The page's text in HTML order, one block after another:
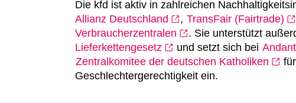
2016:Veröffentlichung der ersten
2019:Positionspapier “nachhaltig und
2020:Fokus auf Nachhaltigkeit und
"Frauen, wem gehört die Welt?"
Die kfd ist aktiv in zahlreichen
Allianz Deutschland
, TransFair (Fairtrade)
Verbraucherzentralen
. Sie unterstützt
Lieferkettengesetz
und setzt sich bei
Zentralkomitee der deutschen Katholiken
Geschlechtergerechtigkeit ein.